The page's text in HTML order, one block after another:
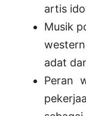
artis
Musik
adat
Peran